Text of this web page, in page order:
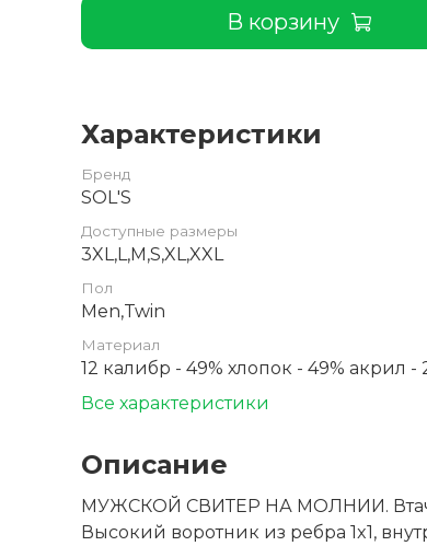
В корзину
Характеристики
Бренд
SOL'S
Доступные размеры
3XL,L,M,S,XL,XXL
Пол
Men,Twin
Материал
12 калибр - 49% хлопок - 49% акрил
Все характеристики
Описание
МУЖСКОЙ СВИТЕР НА МОЛНИИ.
Высокий воротник из ребра 1x1,